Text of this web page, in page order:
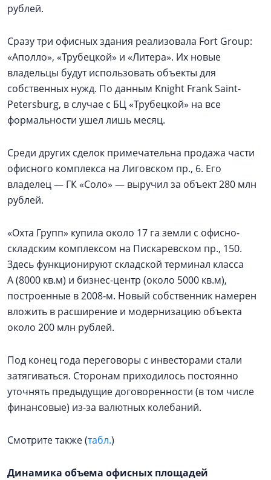
рублей.
Сразу три офисных здания реализовала Fort Group:
«Аполло», «Трубецкой» и «Литера». Их новые
владельцы будут использовать объекты для
собственных нужд. По данным Knight Frank Saint-
Petersburg, в случае с БЦ «Трубецкой» на все
формальности ушел лишь месяц.
Среди других сделок примечательна продажа части
офисного комплекса на Лиговском пр., 6. Его
владелец — ГК «Соло» — выручил за объект 280 млн
рублей.
«Охта Групп» купила около 17 га земли с офисно-
складским комплексом на Пискаревском пр., 150.
Здесь функционируют складской терминал класса
А (8000 кв.м) и бизнес-центр (около 5000 кв.м),
построенные в 2008‑м. Новый собственник намерен
вложить в расширение и модернизацию объекта
около 200 млн рублей.
Под конец года переговоры с инвесторами стали
затягиваться. Сторонам приходилось постоянно
уточнять предыдущие договоренности (в том числе
финансовые) из-за валютных колебаний.
Смотрите также (табл.)
Динамика объема офисных площадей